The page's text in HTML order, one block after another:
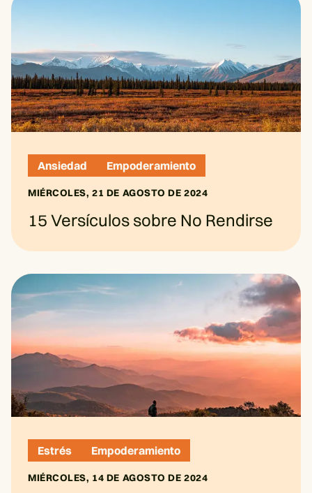
Ansiedad Empoderamiento
MIÉRCOLES, 21 DE AGOSTO DE 2024
15 Versículos sobre No Rendirse
Estrés Empoderamiento
MIÉRCOLES, 14 DE AGOSTO DE 2024